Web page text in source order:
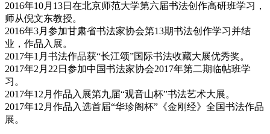
2016年10月13日在北京师范大学第六届书法创作高研班学习，
师从倪文东教授。
2016年3月参加甘肃省书法家协会第13期书法创作学习并结
业，作品入展。
2017年1月书法作品获“长江颂”国际书法收藏大展优秀奖。
2017年2月22日参加中国书法家协会2017年第二期临帖班学
习。
2017年12月作品入展第九届“观音山杯”书法艺术大展。
2017年12月作品入选首届“华珍阁杯”《金刚经》全国书法作品
展。